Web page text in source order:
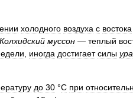
холодного воздуха с востока
Колхидский муссон — теплый
иногда достигает силы
до 30 °С при